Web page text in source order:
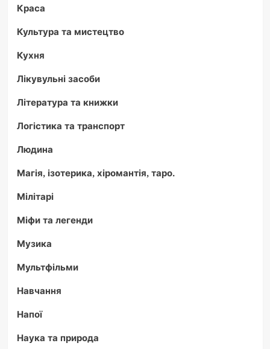
Краса
Культура та мистецтво
Кухня
Лікувульні засоби
Література та книжки
Логістика та транспорт
Людина
Магія, ізотерика, хіромантія, таро.
Мілітарі
Міфи та легенди
Музика
Мультфільми
Навчання
Напої
Наука та природа